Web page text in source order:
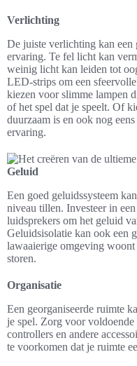
Verlichting
De juiste verlichting kan
ervaring. Te fel licht kan
weinig licht kan leiden tot
LED-strips om een
kiezen voor slimme lampen
of het spel dat je speelt. Of
duurzaam is en ook nog
ervaring.
Geluid
Een goed geluidssysteem
niveau tillen. Investeer in
luidsprekers om het geluid
Geluidsisolatie kan ook een
lawaaierige omgeving
storen.
Organisatie
Een georganiseerde ruimte
je spel. Zorg voor
controllers en andere
te voorkomen dat je ruimte